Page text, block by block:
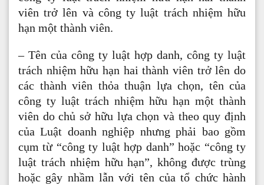
viên trở lên và công ty luật trách nhiệm hữu
hạn một thành viên.
– Tên của công ty luật hợp danh, công ty luật
trách nhiệm hữu hạn hai thành viên trở lên do
các thành viên thỏa thuận lựa chọn, tên của
công ty luật trách nhiệm hữu hạn một thành
viên do chủ sở hữu lựa chọn và theo quy định
của Luật doanh nghiệp nhưng phải bao gồm
cụm từ “công ty luật hợp danh” hoặc “công ty
luật trách nhiệm hữu hạn”, không được trùng
hoặc gây nhầm lẫn với tên của tổ chức hành